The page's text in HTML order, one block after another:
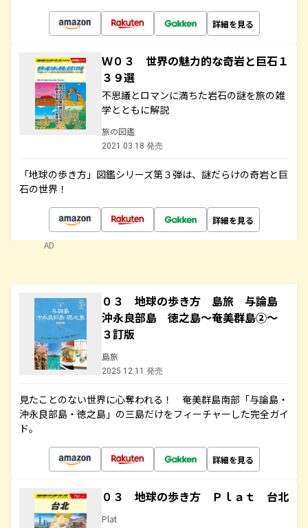
詳細を見る
Ｗ０３ 世界の魅力的な奇岩と巨石１
３９選
不思議とロマンに満ちた岩石の謎を旅の雑
学とともに解説
旅の図鑑
2021.03.18 発売
「地球の歩き方」図鑑シリーズ第３弾は、謎だらけの奇岩と巨
石の世界！
詳細を見る
AD
０３ 地球の歩き方 島旅 与論島
沖永良部島 徳之島～奄美群島②～
３訂版
島旅
2025.12.11 発売
見たことのない世界に心奪われる！ 奄美群島南部「与論島・
沖永良部島・徳之島」の三島だけをフィーチャーした完全ガイ
ド。
詳細を見る
０３ 地球の歩き方 Ｐｌａｔ 台北
Plat